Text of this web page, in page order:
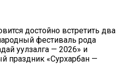
достойно встретить два
фестиваль рода
уулзалга — 2026» и
праздник «Сурхарбан —